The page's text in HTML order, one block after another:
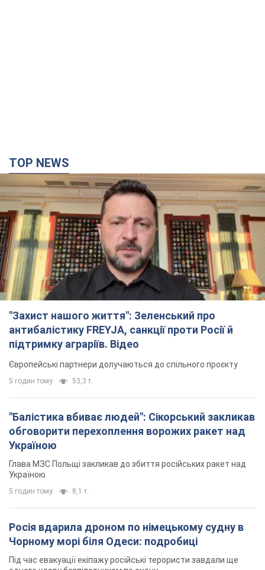
TOP NEWS
"Захист нашого життя": Зеленський про
антибалістику FREYJA, санкції проти Росії й
підтримку аграріїв. Відео
Європейські партнери долучаються до спільного проєкту
5 годин тому 53,3 т.
"Балістика вбиває людей": Сікорський закликав
обговорити перехоплення ворожих ракет над
Україною
Глава МЗС Польщі закликав до збиття російських ракет над
Україною
5 годин тому 8,1 т.
Росія вдарила дроном по німецькому судну в
Чорному морі біля Одеси: подробиці
Під час евакуації екіпажу російські терористи завдали ще